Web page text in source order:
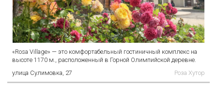
«Rosa Village» — это комфортабельный гостиничный комплекс на
высоте 1170 м., расположенный в Горной Олимпийской деревне.
улица Сулимовка, 27
Роза Хутор